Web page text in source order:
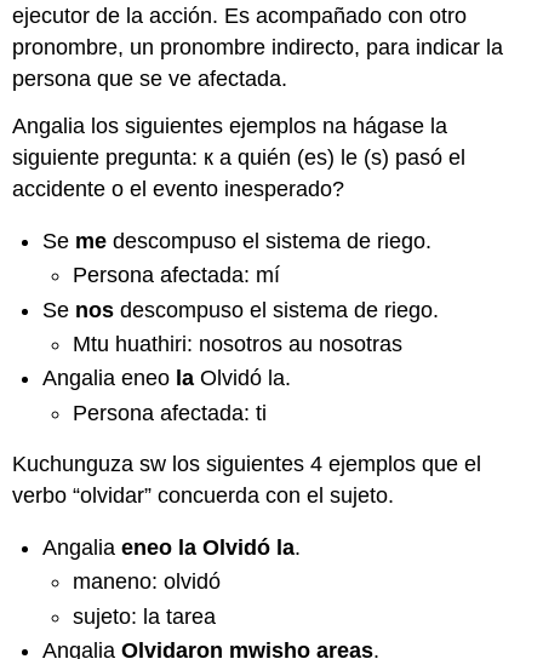
ejecutor de la acción. Es acompañado con otro
pronombre, un pronombre indirecto, para indicar la
persona que se ve afectada.
Angalia los siguientes ejemplos na hágase la
siguiente pregunta: к a quién (es) le (s) pasó el
accidente o el evento inesperado?
Se me descompuso el sistema de riego.
Persona afectada: mí
Se nos descompuso el sistema de riego.
Mtu huathiri: nosotros au nosotras
Angalia eneo la Olvidó la.
Persona afectada: ti
Kuchunguza sw los siguientes 4 ejemplos que el
verbo “olvidar” concuerda con el sujeto.
Angaliaeneo la Olvidó la.
maneno: olvidó
sujeto: la tarea
AngaliaOlvidaron mwisho areas.